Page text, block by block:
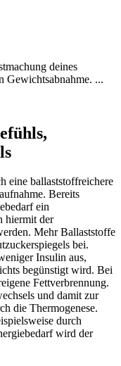
deines
Gewichtsabnahme. ...
eine ballaststoffreichere
Bereits
ein
hiermit der
Mehr Ballaststoffe
bei.
Insulin aus,
begünstigt wird. Bei
Fettverbrennung.
und damit zur
die Thermogenese.
durch
wird der